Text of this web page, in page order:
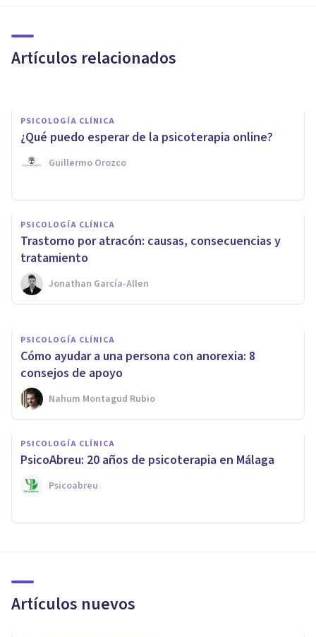
Artículos relacionados
tratamiento de este trastorno
alimentario
PSICOLOGÍA CLÍNICA
¿Qué puedo esperar de la psicoterapia online?
Guillermo Orozco
PSICOLOGÍA CLÍNICA
Trastorno por atracón: causas, consecuencias y
tratamiento
Jonathan García-Allen
¿Cómo detectar el trastorno
por atracón? 6 señales de
alerta
Psicología Y Psicoterapia Miguel Ángel
PSICOLOGÍA CLÍNICA
Cómo ayudar a una persona con anorexia: 8
consejos de apoyo
Nahum Montagud Rubio
PSICOLOGÍA CLÍNICA
PsicoAbreu: 20 años de psicoterapia en Málaga
Psicoabreu
Artículos nuevos